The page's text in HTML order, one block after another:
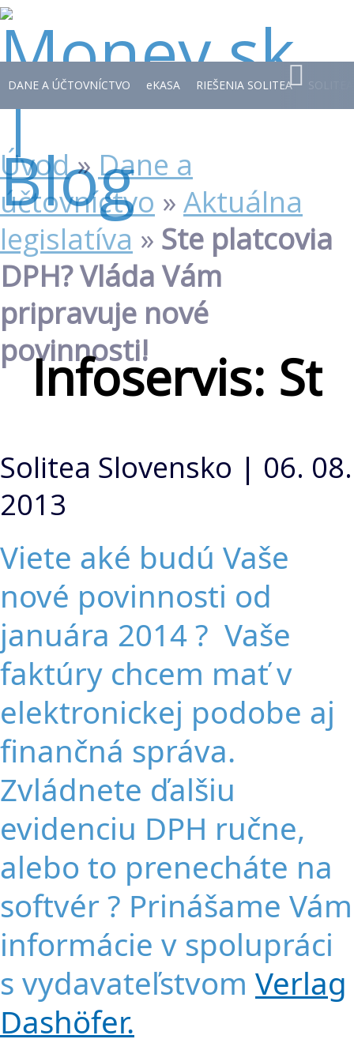
DANE A ÚČTOVNÍCTVO eKASA RIEŠENIA SOLITEA
Úvod» Dane a
účtovníctvo » Aktuálna
legislatíva » Ste platcovia
DPH? Vláda Vám
pripravuje nové
povinnosti!
Infoservis:
Solitea Slovensko | 06. 08.
2013
Viete aké budú Vaše
nové povinnosti od
januára 2014 ? Vaše
faktúry chcem mať v
elektronickej podobe aj
finančná správa.
Zvládnete ďalšiu
evidenciu DPH ručne,
alebo to prenecháte na
softvér ? Prinášame Vám
informácie v spolupráci
s vydavateľstvom Verlag
Dashöfer.